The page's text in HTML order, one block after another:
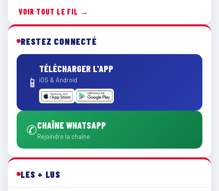
VOIR TOUT LE FIL →
RESTEZ CONNECTÉ
📱
TÉLÉCHARGER L'APP
iOS & Android
✆CHAÎNE WHATSAPP
Rejoindre la chaîne
LES + LUS